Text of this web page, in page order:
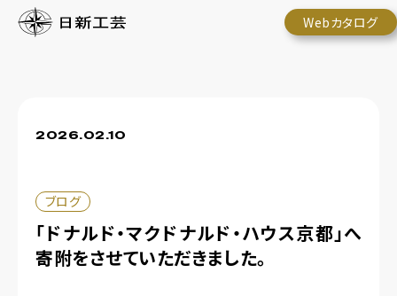
Webカタログ
「ドナルド・マクドナルド・ハウス京都」へ
寄附をさせていただきました。
ブログ
2026.02.10